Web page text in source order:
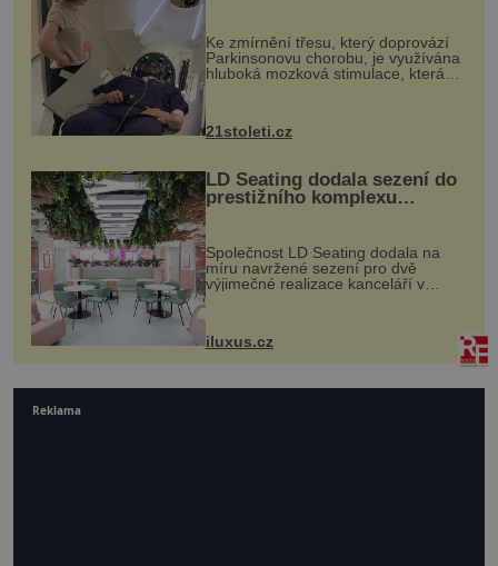
Ke zmírnění třesu, který doprovází
Parkinsonovu chorobu, je využívána
hluboká mozková stimulace, která
však vyžaduje vysoce invazivní
zákrok. Ultrazvuk zase není vhodný
k dostatečně přesnému zacílení ...
21stoleti.cz
LD Seating dodala sezení do
prestižního komplexu
MediaCityUK v Salfordu
Společnost LD Seating dodala na
míru navržené sezení pro dvě
výjimečné realizace kanceláří v
areálu MediaCityUK v anglickém
budov Media...
iluxus.cz
Reklama